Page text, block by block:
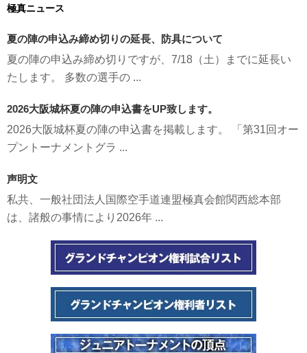
極真ニュース
夏の陣の申込み締め切りの延長、防具について
夏の陣の申込み締め切りですが、7/18（土）までに延長い
たします。 多数の選手の ...
2026大阪城杯夏の陣の申込書をUP致します。
2026大阪城杯夏の陣の申込書を掲載します。 「第31回オー
プントーナメントグラ ...
声明文
私共、一般社団法人国際空手道連盟極真会館関西総本部
は、諸般の事情により2026年 ...